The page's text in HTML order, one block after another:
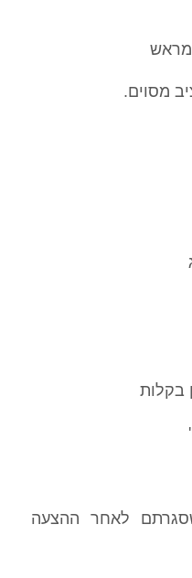
מראש
מסוים.
בקלות
לאחר ההצעה